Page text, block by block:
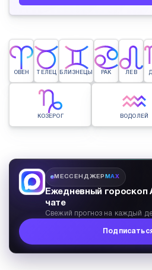
ОВЕН ТЕЛЕЦ БЛИЗНЕЦЫ РАК ЛЕВ
КОЗЕРОГ ВОДОЛЕЙ
МЕССЕНДЖЕР MAX
Ежедневный
чате
Свежий прогноз на каждый